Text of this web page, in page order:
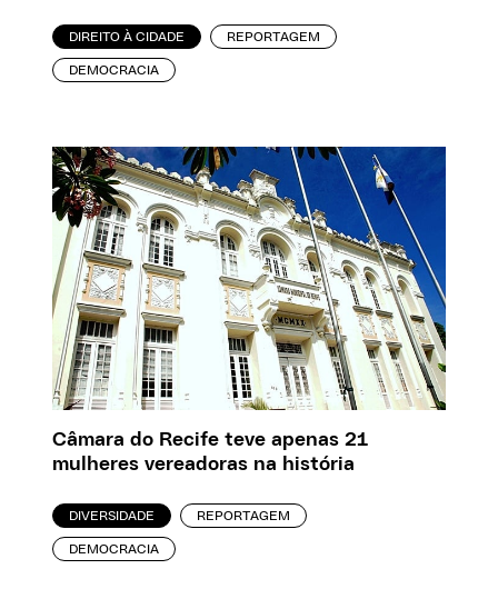
DIREITO À CIDADE REPORTAGEM
DEMOCRACIA
Câmara do Recife teve apenas 21
mulheres vereadoras na história
DIVERSIDADE REPORTAGEM
DEMOCRACIA